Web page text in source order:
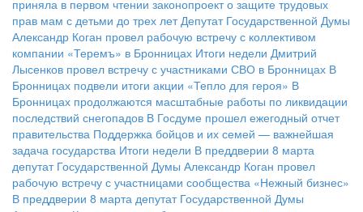
приняла в первом чтении законопроект о защите трудовых
прав мам с детьми до трех лет Депутат Государственной Думы
Александр Коган провел рабочую встречу с коллективом
компании «Теремъ» в Бронницах Итоги недели Дмитрий
Лысенков провел встречу с участниками СВО в Бронницах В
Бронницах подвели итоги акции «Тепло для героя» В
Бронницах продолжаются масштабные работы по ликвидации
последствий снегопадов В Госдуме прошел ежегодный отчет
правительства Поддержка бойцов и их семей — важнейшая
задача государства Итоги недели В преддверии 8 марта
депутат Государственной Думы Александр Коган провел
рабочую встречу с участницами сообщества «Нежный бизнес»
В преддверии 8 марта депутат Государственной Думы